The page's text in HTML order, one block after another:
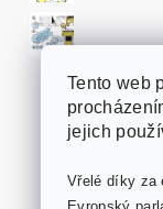
Tento web
jejich
Vřelé díky za